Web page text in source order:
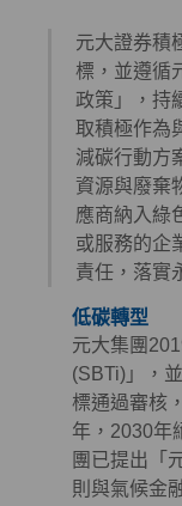
元大證券積
標，並遵循
政策」，持
取積極作為
減碳行動方
資源與廢棄
應商納入綠
或服務的企
責任，落實
低碳轉型
元大集團
(SBTi)」，
標通過審核
年，2030年
團已提出「
則與氣候金